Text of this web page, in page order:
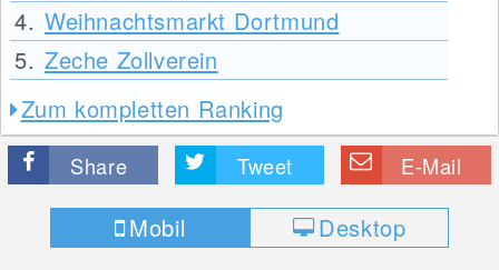
4. Weihnachtsmarkt Dortmund
5. Zeche Zollverein
Zum kompletten Ranking
Share Tweet E-Mail
Mobil Desktop